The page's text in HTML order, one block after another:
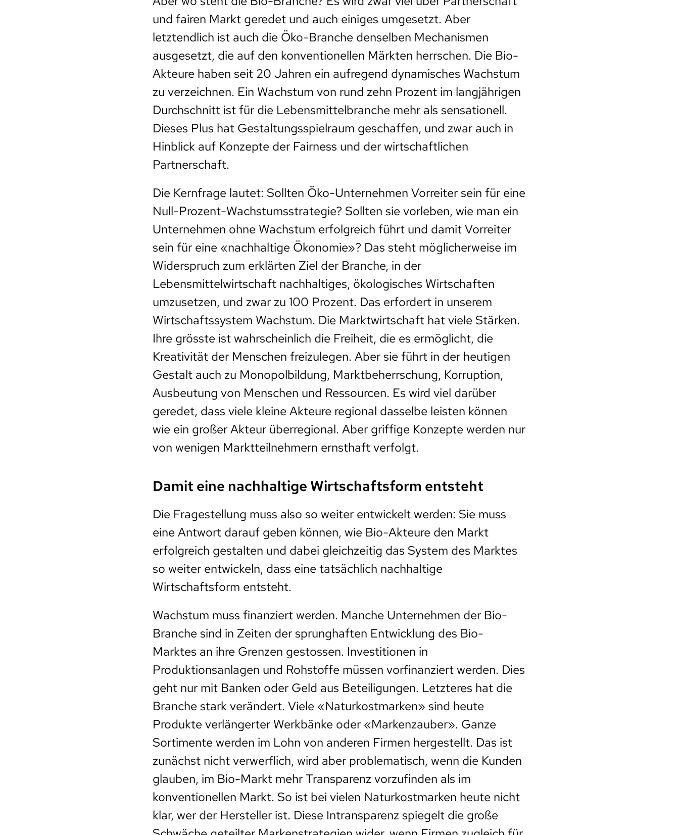
und fairen Markt geredet und auch einiges umgesetzt. Aber
letztendlich ist auch die Öko-Branche denselben Mechanismen
ausgesetzt, die auf den konventionellen Märkten herrschen. Die Bio-
Akteure haben seit 20 Jahren ein aufregend dynamisches Wachstum
zu verzeichnen. Ein Wachstum von rund zehn Prozent im langjährigen
Durchschnitt ist für die Lebensmittelbranche mehr als sensationell.
Dieses Plus hat Gestaltungsspielraum geschaffen, und zwar auch in
Hinblick auf Konzepte der Fairness und der wirtschaftlichen
Partnerschaft.
Die Kernfrage lautet: Sollten Öko-Unternehmen Vorreiter sein für eine
Null-Prozent-Wachstumsstrategie? Sollten sie vorleben, wie man ein
Unternehmen ohne Wachstum erfolgreich führt und damit Vorreiter
sein für eine «nachhaltige Ökonomie»? Das steht möglicherweise im
Widerspruch zum erklärten Ziel der Branche, in der
Lebensmittelwirtschaft nachhaltiges, ökologisches Wirtschaften
umzusetzen, und zwar zu 100 Prozent. Das erfordert in unserem
Wirtschaftssystem Wachstum. Die Marktwirtschaft hat viele Stärken.
Ihre grösste ist wahrscheinlich die Freiheit, die es ermöglicht, die
Kreativität der Menschen freizulegen. Aber sie führt in der heutigen
Gestalt auch zu Monopolbildung, Marktbeherrschung, Korruption,
Ausbeutung von Menschen und Ressourcen. Es wird viel darüber
geredet, dass viele kleine Akteure regional dasselbe leisten können
wie ein großer Akteur überregional. Aber griffige Konzepte werden nur
von wenigen Marktteilnehmern ernsthaft verfolgt.
Damit eine nachhaltige Wirtschaftsform entsteht
Die Fragestellung muss also so weiter entwickelt werden: Sie muss
eine Antwort darauf geben können, wie Bio-Akteure den Markt
erfolgreich gestalten und dabei gleichzeitig das System des Marktes
so weiter entwickeln, dass eine tatsächlich nachhaltige
Wirtschaftsform entsteht.
Wachstum muss finanziert werden. Manche Unternehmen der Bio-
Branche sind in Zeiten der sprunghaften Entwicklung des Bio-
Marktes an ihre Grenzen gestossen. Investitionen in
Produktionsanlagen und Rohstoffe müssen vorfinanziert werden. Dies
geht nur mit Banken oder Geld aus Beteiligungen. Letzteres hat die
Branche stark verändert. Viele «Naturkostmarken» sind heute
Produkte verlängerter Werkbänke oder «Markenzauber». Ganze
Sortimente werden im Lohn von anderen Firmen hergestellt. Das ist
zunächst nicht verwerflich, wird aber problematisch, wenn die Kunden
glauben, im Bio-Markt mehr Transparenz vorzufinden als im
konventionellen Markt. So ist bei vielen Naturkostmarken heute nicht
klar, wer der Hersteller ist. Diese Intransparenz spiegelt die große